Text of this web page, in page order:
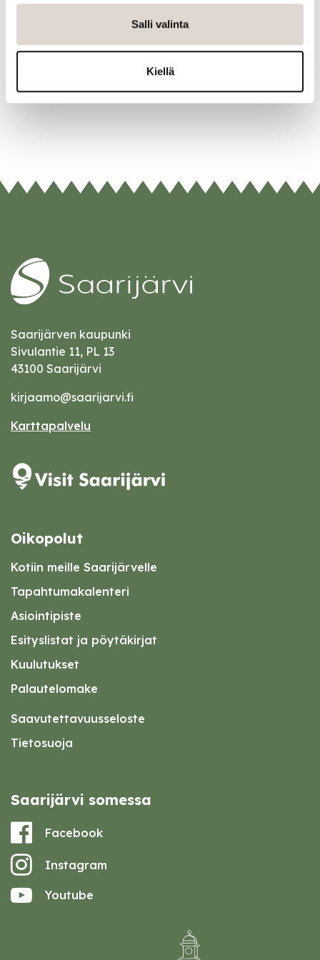
Salli valinta
Kiellä
Nikanderin luona noin vuonna 1920–1921. Vasemmalla
serkut Kaarlo ja Niilo Nikander. Alimmassa Olavi
Peuran valokuvassa taiteilija Aune Herala kotinsa
Saarijärven kaupunki
Sivulantie 11, PL 13
43100 Saarijärvi
kirjaamo@saarijarvi.fi
Karttapalvelu
Oikopolut
Kotiin meille Saarijärvelle
Tapahtumakalenteri
Asiointipiste
Esityslistat ja pöytäkirjat
Kuulutukset
Palautelomake
Saavutettavuusseloste
Tietosuoja
Saarijärvi somessa
Facebook
Instagram
Youtube